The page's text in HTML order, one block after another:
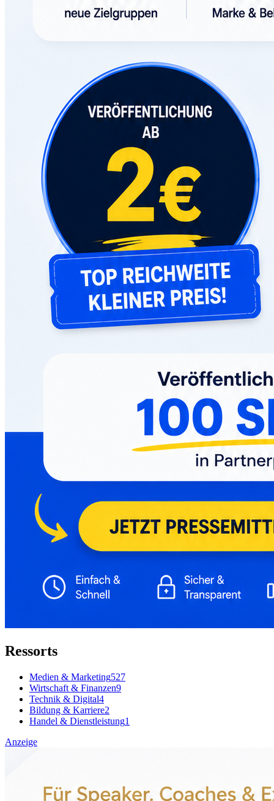
Ressorts
Medien & Marketing527
Wirtschaft & Finanzen9
Technik & Digital4
Bildung & Karriere2
Handel & Dienstleistung1
Anzeige